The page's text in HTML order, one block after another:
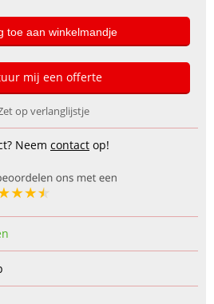
toe aan winkelmandje
mij een offerte
op verlanglijstje
Neem contact op!